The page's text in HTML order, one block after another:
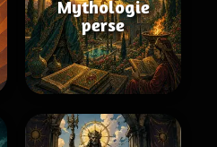
Mythologie
perse